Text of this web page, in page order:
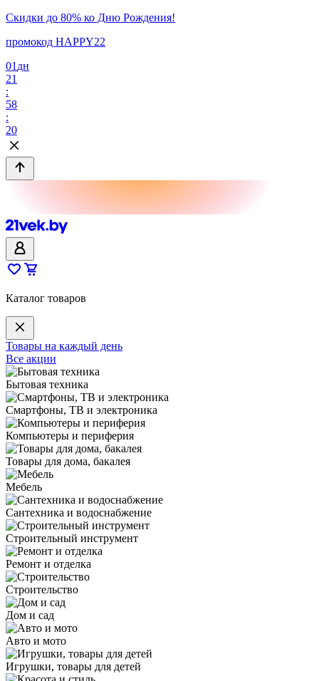
Скидки до 80% ко Дню Рождения!
промокод HAPPY22
01 дн
21
:
58
:
20
Каталог товаров
Товары на каждый день
Все акции
Бытовая техника
Смартфоны, ТВ и электроника
Компьютеры и периферия
Товары для дома, бакалея
Мебель
Сантехника и водоснабжение
Строительный инструмент
Ремонт и отделка
Строительство
Дом и сад
Авто и мото
Игрушки, товары для детей